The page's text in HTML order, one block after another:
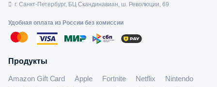
г. Санкт-Петербург, БЦ Скандинавиан, ш. Революции, 69
Удобная оплата из России без комиссии
Продукты
Amazon Gift Card Apple Fortnite Netflix
Nintendo